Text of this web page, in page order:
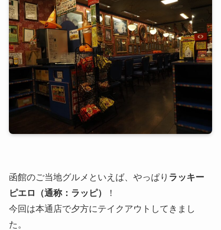
函館のご当地グルメといえば、やっぱり ラッキー
ピエロ（通称：ラッピ）
！
今回は本通店で夕方にテイクアウトしてきまし
た。